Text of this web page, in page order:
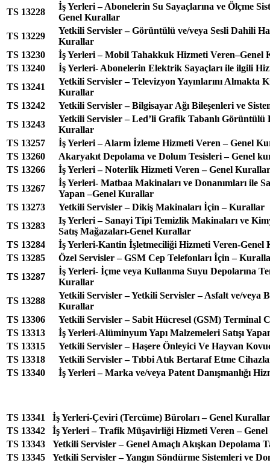
TS 13228
İş Yerleri – Abonelerin Su Sayaçlarına ve Ölçme
Genel Kurallar
TS 13229
Yetkili Servisler – Görüntülü ve/veya Sesli Dahili
Kurallar
TS 13230
İş Yerleri – Mobil Tahakkuk Hizmeti Veren–Genel
TS 13240
İş Yerleri- Abonelerin Elektrik Sayaçları ile ilgili
TS 13241
Yetkili Servisler – Televizyon Yayınlarını Almakta
Kurallar
TS 13242
Yetkili Servisler – Bilgisayar Ağı Bileşenleri ve
TS 13243
Yetkili Servisler – Led’li Grafik Tabanlı Görüntülü
Kurallar
TS 13257
İş Yerleri – Alarm İzleme Hizmeti Veren – Genel
TS 13260
Akaryakıt Depolama ve Dolum Tesisleri – Genel
TS 13266
İş Yerleri – Noterlik Hizmeti Veren – Genel Kurallar
TS 13267
İş Yerleri- Matbaa Makinaları ve Donanımları ile
Yapan –Genel Kurallar
TS 13273
Yetkili Servisler – Dikiş Makinaları İçin – Kurallar
TS 13283
Iş Yerleri – Sanayi Tipi Temizlik Makinaları ve
Satış Mağazaları-Genel Kurallar
TS 13284
İş Yerleri-Kantin İşletmeciliği Hizmeti Veren-Genel
TS 13285
Özel Servisler – GSM Cep Telefonları İçin –
TS 13287
İş Yerleri- İçme veya Kullanma Suyu Depolarına
Kurallar
TS 13288
Yetkili Servisler – Yetkili Servisler – Asfalt ve/veya
Kurallar
TS 13306
Yetkili Servisler – Sabit Hücresel (GSM) Terminal
TS 13313
İş Yerleri-Alüminyum Yapı Malzemeleri Satışı
TS 13315
Yetkili Servisler – Haşere Önleyici Ve Hayvan
TS 13318
Yetkili Servisler – Tıbbi Atık Bertaraf Etme
TS 13340
İş Yerleri – Marka ve/veya Patent Danışmanlığı
TS 13341
İş Yerleri-Çeviri (Tercüme) Büroları – Genel Kurallar
TS 13342
İş Yerleri – Trafik Müşavirliği Hizmeti Veren –
TS 13343
Yetkili Servisler – Genel Amaçlı Akışkan Depolama
TS 13345
Yetkili Servisler – Yangın Söndürme Sistemleri ve